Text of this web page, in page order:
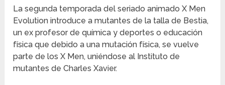
La segunda temporada del seriado animado X Men
Evolution introduce a mutantes de la talla de Bestia,
un ex profesor de química y deportes o educación
física que debido a una mutación física, se vuelve
parte de los X Men, uniéndose al Instituto de
mutantes de Charles Xavier.